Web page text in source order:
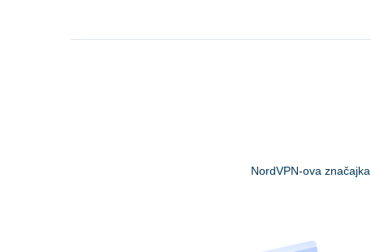
NordVPN-ova značajka